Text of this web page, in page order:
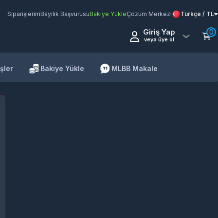
SiparişlerimBayilik BaşvurusuBakiye YükleÇözüm Merkezi Türkçe / TL
Giriş Yap
veya üye ol
0
Bakiye Yükle MLBB Makale